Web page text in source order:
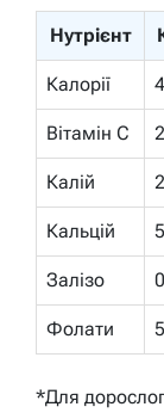
Нутрієнт
Калорії
Вітамін С
Калій
Кальцій
Залізо
Фолати
*Для